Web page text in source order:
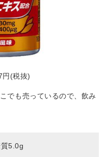
円(税抜)
でも売っているので、飲み
5.0g